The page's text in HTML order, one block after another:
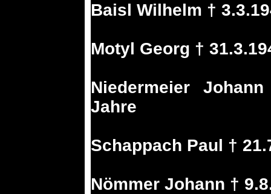
Baisl Wilhelm †
Motyl Georg †
Niedermeier
Jahre
Schappach Paul †
Nömmer Johann †